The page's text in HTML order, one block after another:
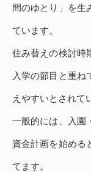
間のゆとり」を生
ています。
住み替えの検討時
入学の節目と重ね
えやすいとされて
一般的には、入園
資金計画を始める
てます。